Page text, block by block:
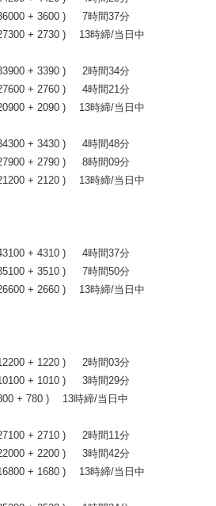
+ 3600 ) 7時間37分
+ 2730 ) 13時締/当日中
+ 3390 ) 2時間34分
+ 2760 ) 4時間21分
+ 2090 ) 13時締/当日中
+ 3430 ) 4時間48分
+ 2790 ) 8時間09分
+ 2120 ) 13時締/当日中
+ 4310 ) 4時間37分
+ 3510 ) 7時間50分
+ 2660 ) 13時締/当日中
+ 1220 ) 2時間03分
+ 1010 ) 3時間29分
+ 780 ) 13時締/当日中
+ 2710 ) 2時間11分
+ 2200 ) 3時間42分
+ 1680 ) 13時締/当日中